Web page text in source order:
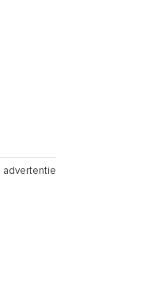
advertentie